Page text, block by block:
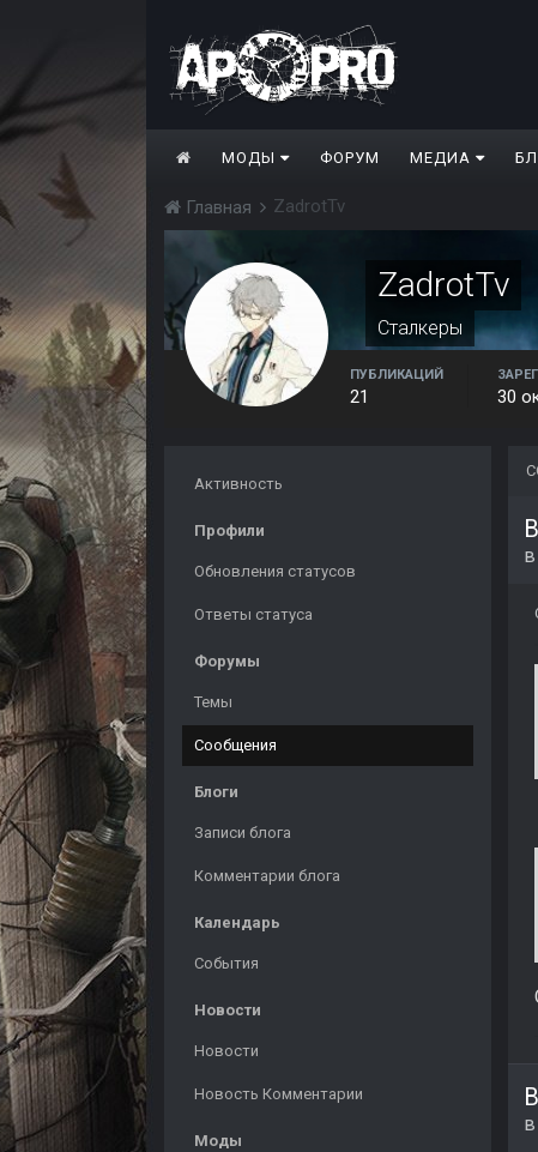
МОДЫ ФОРУМ МЕДИА
Главная ZadrotTv
ZadrotTv
Сталкеры
ПУБЛИКАЦИЙ
21 30
Активность
Профили
Обновления статусов
Ответы статуса
Форумы
Темы
Сообщения
Блоги
Записи блога
Комментарии блога
Календарь
События
Новости
Новости
Новость Комментарии
Моды
в
в